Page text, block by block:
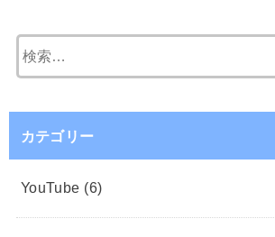
索:
カテゴリー
YouTube (6)